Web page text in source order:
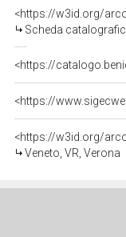
<https://w3id.org/
Scheda
<https://
<https://w3id.org/
Veneto, VR, Verona